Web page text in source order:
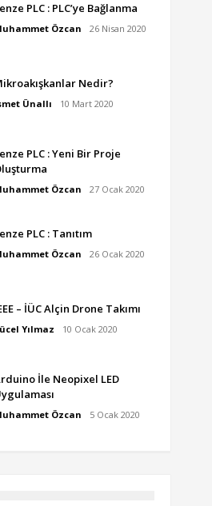
PLC : PLC’ye Bağlanma
Özcan 26 Nisan 2020
Nedir?
Ünallı 10 Mart 2020
PLC : Yeni Bir Proje
Özcan 27 Ocak 2020
PLC : Tanıtım
Özcan 26 Ocak 2020
– İÜC Alçin Drone Takımı
Yılmaz 10 Ocak 2020
İle Neopixel LED
Özcan 5 Ocak 2020